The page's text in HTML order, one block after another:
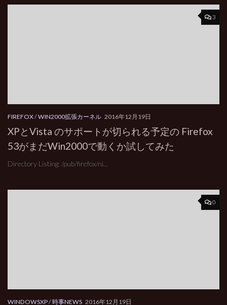
3
FIREFOX/WIN2000拡張カーネル 2016年12月19日
XPとVista のサポートが切られる予定の Firefox
53がまだWin2000で動くか試してみた
Directory Listing: /pub/firefox/ni...
0
WINDOWSXP/時事NEWS 2016年12月19日